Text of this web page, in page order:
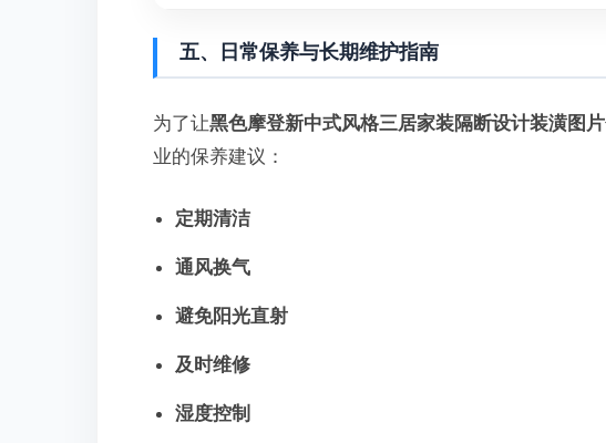
五、日常保养与长期维护指南
为了让黑色摩登新中式风格三居家装隔断设计装潢图片
业的保养建议：
定期清洁
通风换气
避免阳光直射
及时维修
湿度控制